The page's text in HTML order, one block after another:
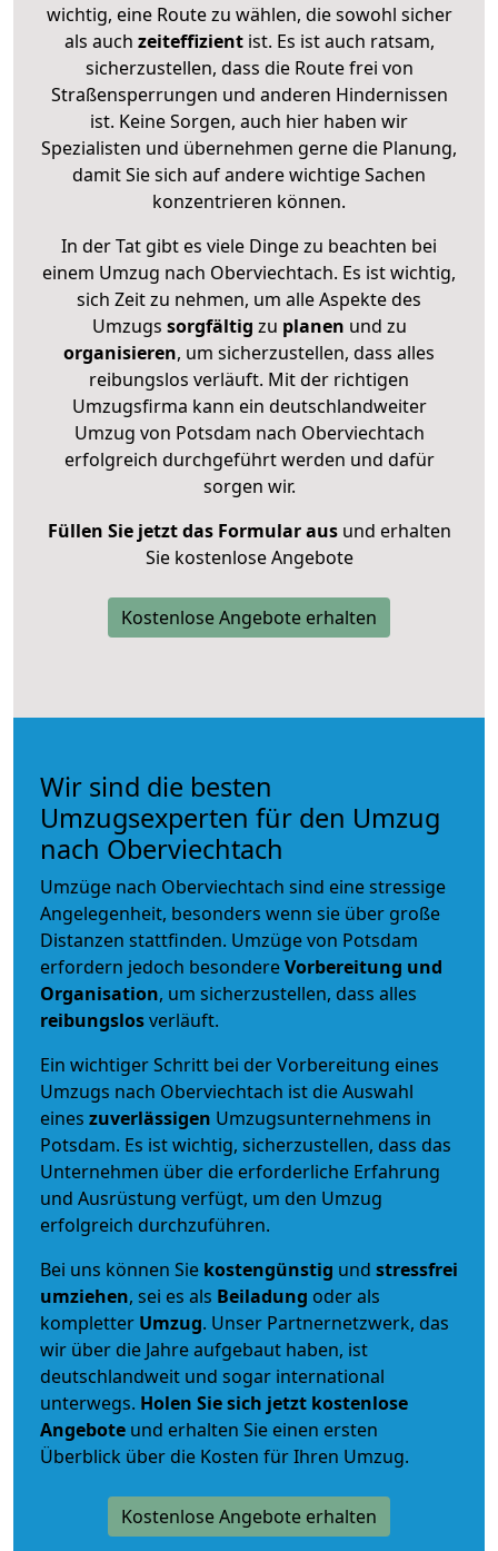
wichtig, eine Route zu wählen, die sowohl sicher
als auch zeiteffizientist. Es ist auch ratsam,
sicherzustellen, dass die Route frei von
Straßensperrungen und anderen Hindernissen
ist. Keine Sorgen, auch hier haben wir
Spezialisten und übernehmen gerne die Planung,
damit Sie sich auf andere wichtige Sachen
konzentrieren können.
In der Tat gibt es viele Dinge zu beachten bei
einem Umzug nach Oberviechtach. Es ist wichtig,
sich Zeit zu nehmen, um alle Aspekte des
Umzugs sorgfältig zu planen und zu
organisieren, um sicherzustellen, dass alles
reibungslos verläuft. Mit der richtigen
Umzugsfirma kann ein deutschlandweiter
Umzug von Potsdam nach Oberviechtach
erfolgreich durchgeführt werden und dafür
sorgen wir.
Füllen Sie jetzt das Formular ausund erhalten
Sie kostenlose Angebote
Kostenlose Angebote erhalten
Wir sind die besten
Umzugsexperten für den Umzug
nach Oberviechtach
Umzüge nach Oberviechtach sind eine stressige
Angelegenheit, besonders wenn sie über große
Distanzen stattfinden. Umzüge von Potsdam
erfordern jedoch besondereVorbereitung und
Organisation, um sicherzustellen, dass alles
reibungslosverläuft.
Ein wichtiger Schritt bei der Vorbereitung eines
Umzugs nach Oberviechtach ist die Auswahl
eines zuverlässigen Umzugsunternehmens in
Potsdam. Es ist wichtig, sicherzustellen, dass das
Unternehmen über die erforderliche Erfahrung
und Ausrüstung verfügt, um den Umzug
erfolgreich durchzuführen.
Bei uns können Sie kostengünstig und stressfrei
umziehen, sei es als Beiladung oder als
kompletter Umzug. Unser Partnernetzwerk, das
wir über die Jahre aufgebaut haben, ist
deutschlandweit und sogar international
unterwegs. Holen Sie sich jetzt kostenlose
Angebote und erhalten Sie einen ersten
Überblick über die Kosten für Ihren Umzug.
Kostenlose Angebote erhalten